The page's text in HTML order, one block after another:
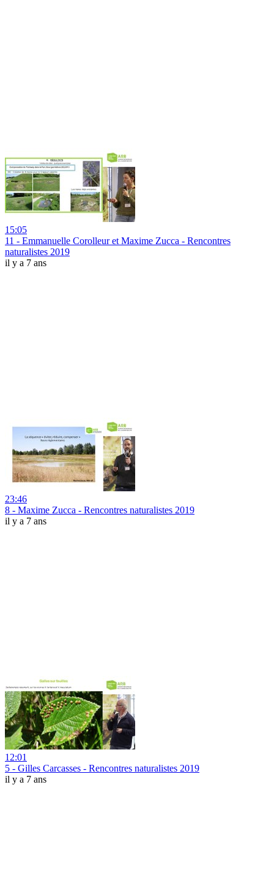
15:05
11 - Emmanuelle Corolleur et Maxime Zucca - Rencontres
naturalistes 2019
il y a 7 ans
23:46
8 - Maxime Zucca - Rencontres naturalistes 2019
il y a 7 ans
12:01
5 - Gilles Carcasses - Rencontres naturalistes 2019
il y a 7 ans